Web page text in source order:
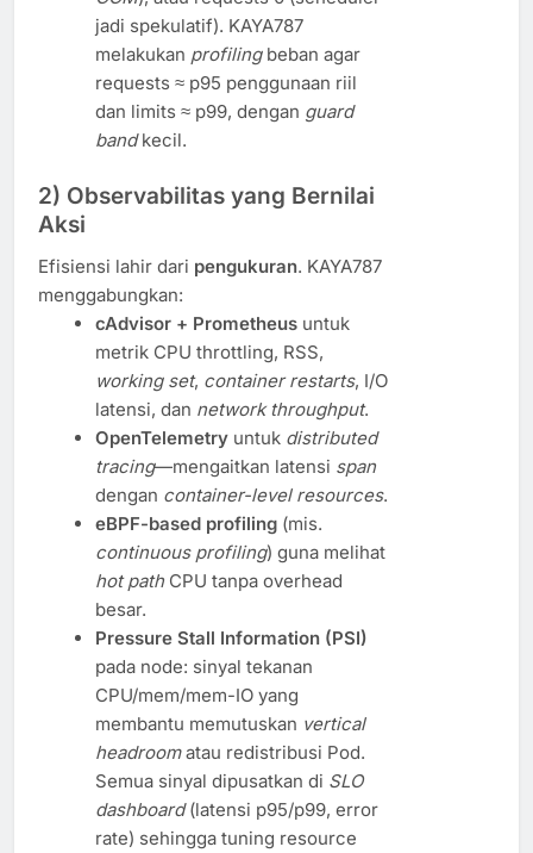
jadi spekulatif). KAYA787
melakukan profilingbeban agar
requests ≈ p95 penggunaan riil
dan limits ≈ p99, dengan guard
bandkecil.
2) Observabilitas yang Bernilai
Aksi
Efisiensi lahir dari pengukuran. KAYA787
menggabungkan:
cAdvisor + Prometheusuntuk
metrik CPU throttling, RSS,
working set, container restarts, I/O
latensi, dan network throughput.
OpenTelemetryuntuk distributed
tracing—mengaitkan latensi span
dengan container-level resources.
eBPF-based profiling(mis.
continuous profiling) guna melihat
hot pathCPU tanpa overhead
besar.
Pressure Stall Information (PSI)
pada node: sinyal tekanan
CPU/mem/mem-IO yang
membantu memutuskan vertical
headroomatau redistribusi Pod.
Semua sinyal dipusatkan di SLO
dashboard(latensi p95/p99, error
rate) sehingga tuning resource